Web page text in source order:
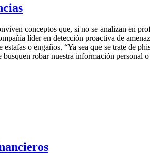
conceptos que, si no se analizan en
líder en detección proactiva de
o engaños. “Ya sea que se trate de
robar nuestra información personal